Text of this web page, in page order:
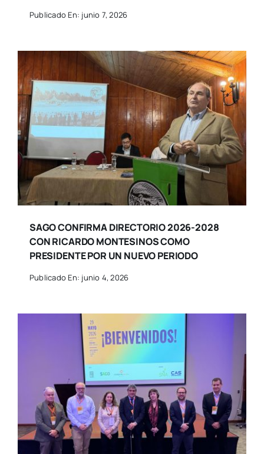
Publicado En: junio 7, 2026
SAGO CONFIRMA DIRECTORIO 2026-2028
CON RICARDO MONTESINOS COMO
PRESIDENTE POR UN NUEVO PERIODO
Publicado En: junio 4, 2026